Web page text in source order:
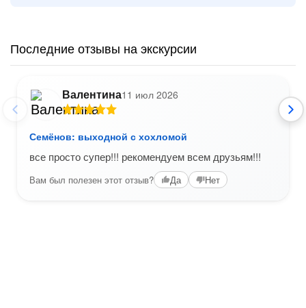
Последние отзывы на экскурсии
Валентина11 июл 2026
Семёнов: выходной с хохломой
все просто супер!!! рекомендуем всем друзьям!!!
Вам был полезен этот отзыв? Да Нет